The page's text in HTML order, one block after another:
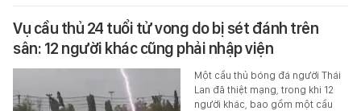
Vụ cầu thủ 24 tuổi tử vong do bị sét đánh trên
sân: 12 người khác cũng phải nhập viện
Một cầu thủ bóng đá người Thái
Lan đã thiệt mạng, trong khi 12
người khác, bao gồm một cầu